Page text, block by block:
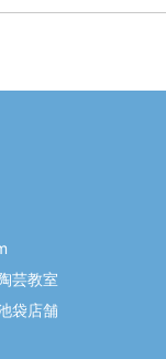
芸教室
袋店舗